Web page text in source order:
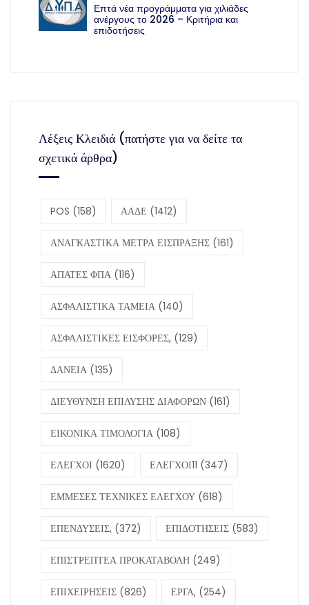
Επτά νέα προγράμματα για χιλιάδες
ανέργους το 2026 – Κριτήρια και
επιδοτήσεις
Λέξεις Κλειδιά (πατήστε για να δείτε τα
σχετικά άρθρα)
POS (158) ΑΑΔΕ (1412)
ΑΝΑΓΚΑΣΤΙΚΑ ΜΕΤΡΑ ΕΙΣΠΡΑΞΗΣ (161)
ΑΠΑΤΕΣ ΦΠΑ (116)
ΑΣΦΑΛΙΣΤΙΚΑ ΤΑΜΕΙΑ (140)
ΑΣΦΑΛΙΣΤΙΚΕΣ ΕΙΣΦΟΡΕΣ, (129)
ΔΑΝΕΙΑ (135)
ΔΙΕΥΘΥΝΣΗ ΕΠΙΛΥΣΗΣ ΔΙΑΦΟΡΩΝ (161)
ΕΙΚΟΝΙΚΑ ΤΙΜΟΛΟΓΙΑ (108)
ΕΛΕΓΧΟΙ (1620) ΕΛΕΓΧΟΙ11 (347)
ΕΜΜΕΣΕΣ ΤΕΧΝΙΚΕΣ ΕΛΕΓΧΟΥ (618)
ΕΠΕΝΔΥΣΕΙΣ, (372) ΕΠΙΔΟΤΗΣΕΙΣ (583)
ΕΠΙΣΤΡΕΠΤΕΑ ΠΡΟΚΑΤΑΒΟΛΗ (249)
ΕΠΙΧΕΙΡΗΣΕΙΣ (826) ΕΡΓΑ, (254)